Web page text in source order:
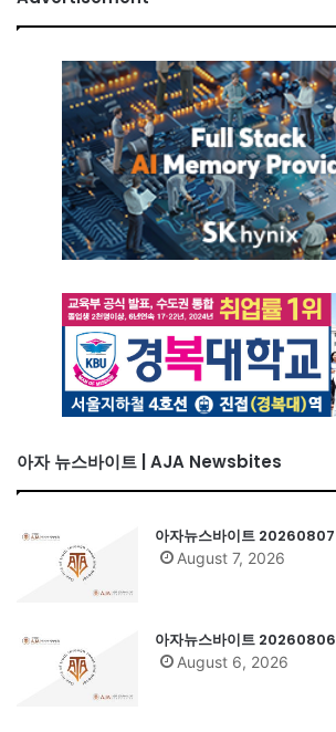
아자 뉴스바이트 | AJA Newsbites
아자뉴스바이트 20260807
August 7, 2026
아자뉴스바이트 20260806
August 6, 2026